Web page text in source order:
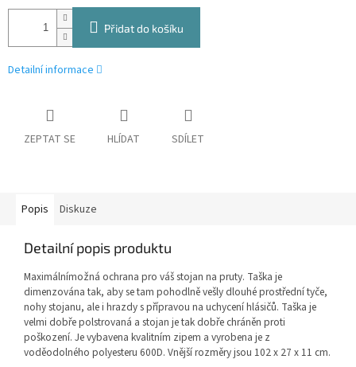
Přidat do košíku
Detailní informace
ZEPTAT SE HLÍDAT SDÍLET
Popis Diskuze
Detailní popis produktu
Maximálnímožná ochrana pro váš stojan na pruty. Taška je
dimenzována tak, aby se tam pohodlně vešly dlouhé prostřední tyče,
nohy stojanu, ale i hrazdy s přípravou na uchycení hlásičů. Taška je
velmi dobře polstrovaná a stojan je tak dobře chráněn proti
poškození. Je vybavena kvalitním zipem a vyrobena je z
voděodolného polyesteru 600D. Vnější rozměry jsou 102 x 27 x 11 cm.